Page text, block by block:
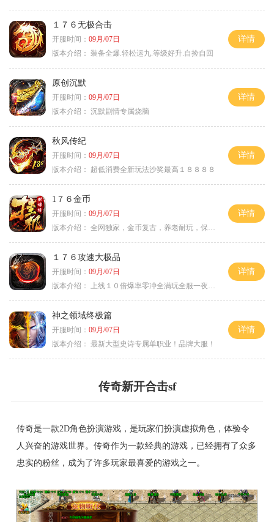
１７６无极合击
开服时间： 09月/07日
版本介绍： 装备全爆.轻松运九.等级好升.自捡自回
详情
原创沉默
开服时间： 09月/07日
版本介绍： 沉默剧情专属烧脑
详情
秋风传纪
开服时间： 09月/07日
版本介绍：
超低消费全新玩法沙奖最高１８８８８
详情
1７６金币
开服时间： 09月/07日
版本介绍： 全网独家，金币复古，养老耐玩，保底回収
详情
１７６攻速大极品
开服时间： 09月/07日
版本介绍：
上线１０倍爆率零冲全满玩全服一夜终极
详情
神之领域终极篇
开服时间： 09月/07日
版本介绍： 最新大型史诗专属单职业！品牌大服！
详情
传奇新开合击sf
传奇是一款2D角色扮演游戏，是玩家们扮演虚拟角色，体验令
人兴奋的游戏世界。传奇作为一款经典的游戏，已经拥有了众多
忠实的粉丝，成为了许多玩家最喜爱的游戏之一。